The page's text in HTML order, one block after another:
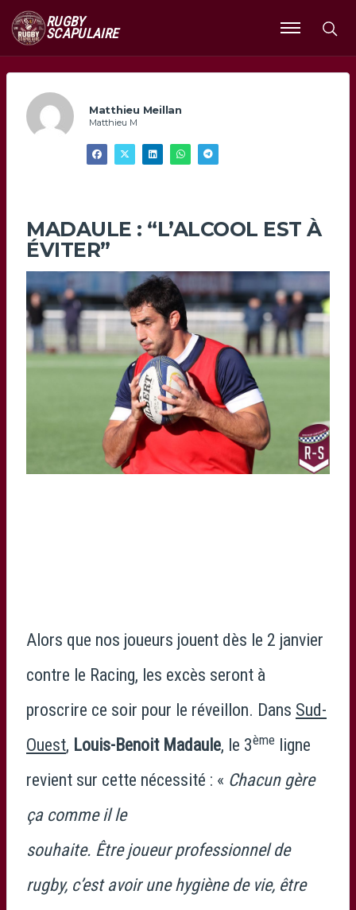
RUGBY
SCAPULAIRE
Ouvrir
le
Matthieu Meillan
Matthieu M
MADAULE : “L’ALCOOL EST À
ÉVITER”
Alors que nos joueurs jouent dès le 2 janvier
contre le Racing, les excès seront à
proscrire ce soir pour le réveillon. Dans Sud-
Ouest, Louis-Benoit Madaule, le 3ème ligne
revient sur cette nécessité : « Chacun gère
ça comme il le
souhaite. Être joueur professionnel de
rugby, c’est avoir une hygiène de vie, être